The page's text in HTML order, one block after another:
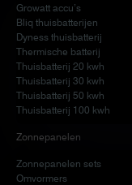
Growatt accu’s
Bliq thuisbatterijen
Dyness thuisbatterij
Thermische batterij
Thuisbatterij 20 kwh
Thuisbatterij 30 kwh
Thuisbatterij 50 kwh
Thuisbatterij 100 kwh
Zonnepanelen
Zonnepanelen sets
Omvormers